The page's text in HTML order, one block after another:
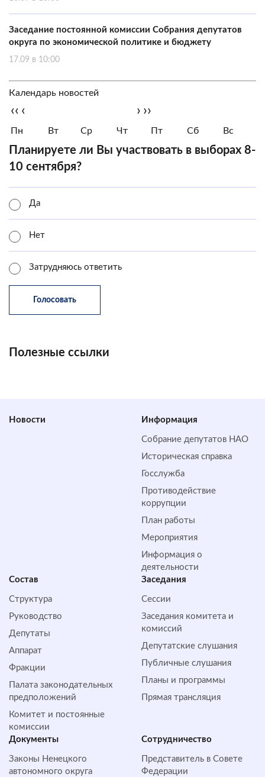
Заседание постоянной комиссии Собрания депутатов
округа по экономической политике и бюджету
17.09 в 10:00
Календарь новостей
‹‹ ‹ › ››
Пн Вт Ср Чт Пт Сб Вс
Планируете ли Вы участвовать в выборах 8-
10 сентября?
Да
Нет
Затрудняюсь ответить
Полезные ссылки
Новости Информация
Собрание депутатов НАО
Историческая справка
Госслужба
Противодействие
коррупции
План работы
Мероприятия
Информация о
деятельности
Состав
Структура
Руководство
Депутаты
Аппарат
Фракции
Палата законодательных
предположений
Комитет и постоянные
комиссии
Заседания
Сессии
Заседания комитета и
комиссий
Депутатские слушания
Публичные слушания
Планы и программы
Прямая трансляция
Документы
Законы Ненецкого
автономного округа
Сотрудничество
Представитель в Совете
Федерации